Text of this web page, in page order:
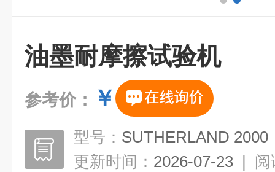
油墨耐摩擦试验机
参考价： ￥
型号： SUTHERLAND 2000
更新时间： 2026-07-23 | 阅